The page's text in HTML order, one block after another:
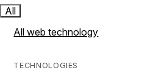
All
All web technology
TECHNOLOGIES